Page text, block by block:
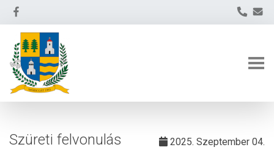
Szüreti felvonulás 2025. Szeptember 04.